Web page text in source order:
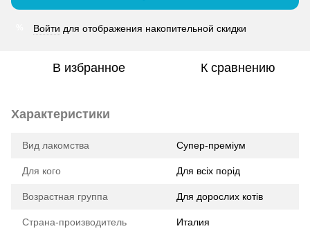
Войти для отображения накопительной скидки
В избранное К сравнению
Характеристики
Вид лакомства Супер-преміум
Для кого Для всіх порід
Возрастная группа Для дорослих котів
Страна-производитель Италия